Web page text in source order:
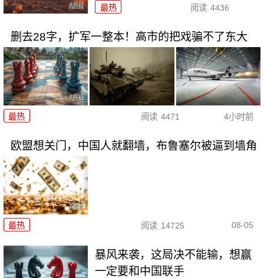
最热 阅读 4436
删去28字，扩军一整本！高市的把戏骗不了东大
最热 阅读 4471 4小时前
欧盟想关门，中国人就翻墙，布鲁塞尔被逼到墙角
最热 阅读 14725 08-05
暴风来袭，这局决不能输，想赢
一定要和中国联手